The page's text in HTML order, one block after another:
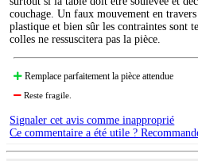
couchage. Un faux mouvement en
plastique et bien sûr les contraintes sont
colles ne ressuscitera pas la pièce.
Remplace parfaitement la pièce attendue
Reste fragile.
Signaler cet avis comme inapproprié
Ce commentaire a été utile ?